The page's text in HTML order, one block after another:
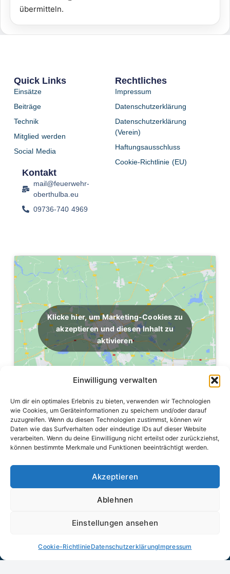
Einwilligung verwalten
Um dir ein optimales Erlebnis zu bieten, verwenden wir Technologien
wie Cookies, um Geräteinformationen zu speichern und/oder darauf
zuzugreifen. Wenn du diesen Technologien zustimmst, können wir
Daten wie das Surfverhalten oder eindeutige IDs auf dieser Website
verarbeiten. Wenn du deine Einwilligung nicht erteilst oder zurückziehst,
können bestimmte Merkmale und Funktionen beeinträchtigt werden.
Akzeptieren
Ablehnen
Einstellungen ansehen
Cookie-RichtlinieDatenschutzerklärungImpressum
übermitteln.
Hilfe, wenn es darauf ankommt – von der Kinderfeuerwehr
bis zum Einsatzdienst.
Quick Links
Einsätze
Beiträge
Technik
Mitglied werden
Social Media
Rechtliches
Impressum
Datenschutzerklärung
Datenschutzerklärung
(Verein)
Haftungsausschluss
Cookie-Richtlinie (EU)
Kontakt
mail@feuerwehr-
oberthulba.eu
09736-740 4969
Klicke hier, um Marketing-Cookies zu
akzeptieren und diesen Inhalt zu
aktivieren